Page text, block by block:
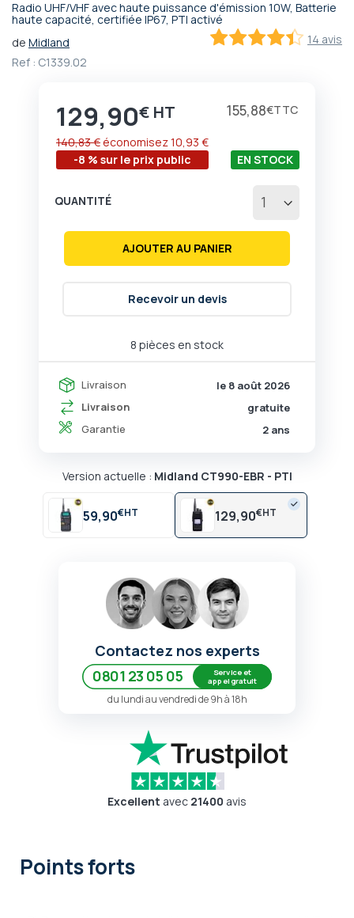
Radio UHF/VHF avec haute puissance d'émission 10W, Batterie
haute capacité, certifiée IP67, PTI activé
14 avis
de Midland
Ref : C1339.02
Prix
129,90€ 155,88€
-8 % sur le prix public
140,83 € économisez10,93 €
8 pièces en stock
EN STOCK
Livraison
le 8 août 2026
Livraison
gratuite
Garantie
2 ans
QUANTITÉ
AJOUTER AU PANIER
Recevoir un devis
Version actuelle : Midland CT990-EBR - PTI
59,90€ 129,90€
Passer
début
de
d’images
Contactez nos experts
0801 23 05 05
Service et
appel gratuit
du lundi au vendredi de 9h à 18h
Excellent avec 21400 avis
Points forts